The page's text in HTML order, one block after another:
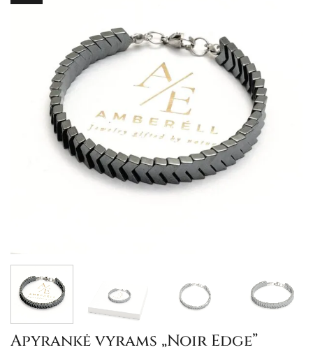
Apyrankė vyrams „Noir Edge”